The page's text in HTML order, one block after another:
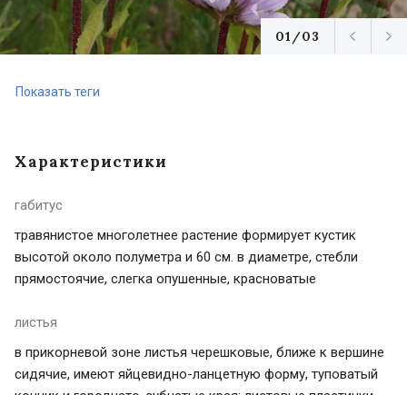
01/03
Показать теги
Характеристики
габитус
травянистое многолетнее растение формирует кустик
высотой около полуметра и 60 см. в диаметре, стебли
прямостоячие, слегка опушенные, красноватые
листья
в прикорневой зоне листья черешковые, ближе к вершине
сидячие, имеют яйцевидно-ланцетную форму, туповатый